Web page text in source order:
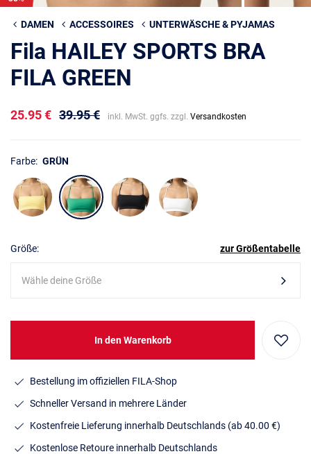
DAMEN ACCESSOIRES UNTERWÄSCHE & PYJAMAS
Fila HAILEY SPORTS BRA
FILA GREEN
25.95 € 39.95 € inkl. MwSt. ggfs. zzgl. Versandkosten
Farbe: GRÜN
Größe: zur Größentabelle
Wähle deine Größe
In den Warenkorb
Bestellung im offiziellen FILA-Shop
Schneller Versand in mehrere Länder
Kostenfreie Lieferung innerhalb Deutschlands (ab 40.00 €)
Kostenlose Retoure innerhalb Deutschlands